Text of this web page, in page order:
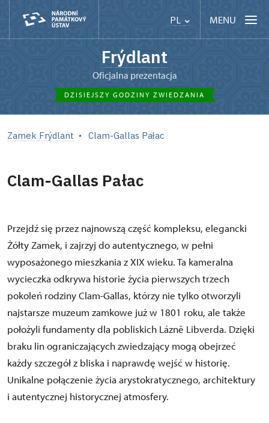
PL MENU
Frýdlant
Oficjalna prezentacja
DZISIEJSZY GODZINY ZWIEDZANIA
Zamek Frýdlant Clam-Gallas Pałac
Clam-Gallas Pałac
Przejdź się przez najnowszą część kompleksu, elegancki
Żółty Zamek, i zajrzyj do autentycznego, w pełni
wyposażonego mieszkania z XIX wieku. Ta kameralna
wycieczka odkrywa historie życia pierwszych trzech
pokoleń rodziny Clam-Gallas, którzy nie tylko otworzyli
najstarsze muzeum zamkowe już w 1801 roku, ale także
położyli fundamenty dla pobliskich Lázně Libverda. Dzięki
braku lin ograniczających zwiedzający mogą obejrzeć
każdy szczegół z bliska i naprawdę wejść w historię.
Unikalne połączenie życia arystokratycznego, architektury
i autentycznej historycznej atmosfery.